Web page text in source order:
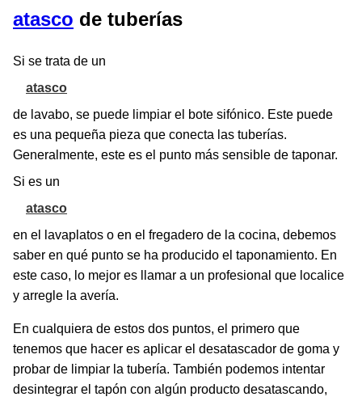
atasco de tuberías
Si se trata de un
atasco
de lavabo, se puede limpiar el bote sifónico. Este puede
es una pequeña pieza que conecta las tuberías.
Generalmente, este es el punto más sensible de taponar.
Si es un
atasco
en el lavaplatos o en el fregadero de la cocina, debemos
saber en qué punto se ha producido el taponamiento. En
este caso, lo mejor es llamar a un profesional que localice
y arregle la avería.
En cualquiera de estos dos puntos, el primero que
tenemos que hacer es aplicar el desatascador de goma y
probar de limpiar la tubería. También podemos intentar
desintegrar el tapón con algún producto desatascando,